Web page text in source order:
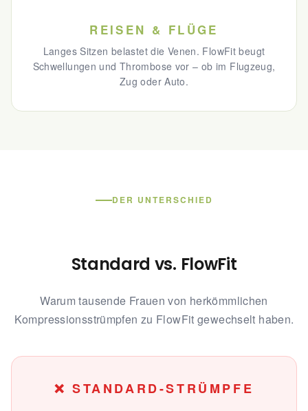
REISEN & FLÜGE
Langes Sitzen belastet die Venen. FlowFit beugt
Schwellungen und Thrombose vor – ob im Flugzeug,
Zug oder Auto.
DER UNTERSCHIED
Standard vs. FlowFit
Warum tausende Frauen von herkömmlichen
Kompressionsstrümpfen zu FlowFit gewechselt haben.
❌ STANDARD-STRÜMPFE